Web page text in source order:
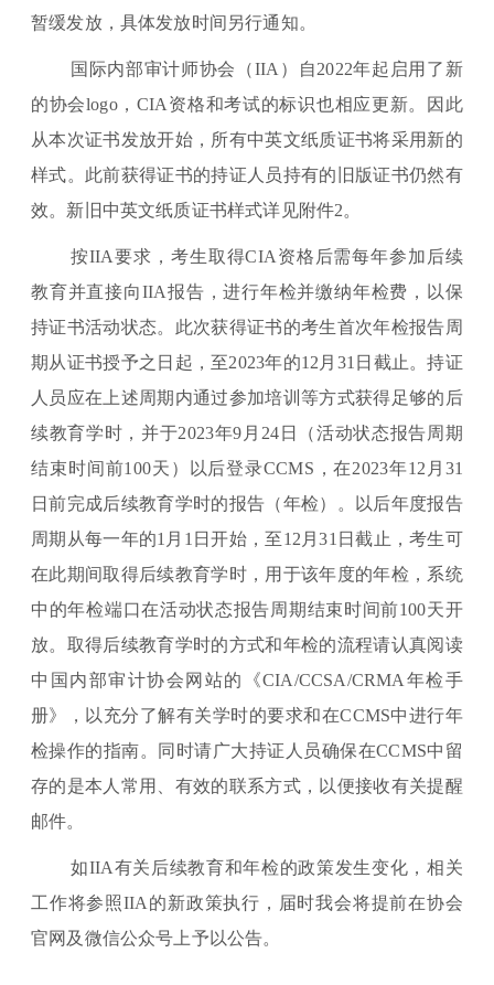
暂缓发放，具体发放时间另行通知。
国际内部审计师协会（IIA）自2022年起启用了新
的协会logo，CIA资格和考试的标识也相应更新。因此
从本次证书发放开始，所有中英文纸质证书将采用新的
样式。此前获得证书的持证人员持有的旧版证书仍然有
效。新旧中英文纸质证书样式详见附件2。
按IIA要求，考生取得CIA资格后需每年参加后续
教育并直接向IIA报告，进行年检并缴纳年检费，以保
持证书活动状态。此次获得证书的考生首次年检报告周
期从证书授予之日起，至2023年的12月31日截止。持证
人员应在上述周期内通过参加培训等方式获得足够的后
续教育学时，并于2023年9月24日（活动状态报告周期
结束时间前100天）以后登录CCMS，在2023年12月31
日前完成后续教育学时的报告（年检）。以后年度报告
周期从每一年的1月1日开始，至12月31日截止，考生可
在此期间取得后续教育学时，用于该年度的年检，系统
中的年检端口在活动状态报告周期结束时间前100天开
放。取得后续教育学时的方式和年检的流程请认真阅读
中国内部审计协会网站的《CIA/CCSA/CRMA年检手
册》，以充分了解有关学时的要求和在CCMS中进行年
检操作的指南。同时请广大持证人员确保在CCMS中留
存的是本人常用、有效的联系方式，以便接收有关提醒
邮件。
如IIA有关后续教育和年检的政策发生变化，相关
工作将参照IIA的新政策执行，届时我会将提前在协会
官网及微信公众号上予以公告。